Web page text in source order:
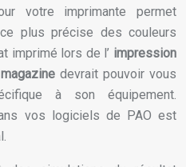
votre imprimante permet
plus précise des couleurs
imprimé lors de l’ impression
devrait pouvoir vous
à son équipement.
vos logiciels de PAO est